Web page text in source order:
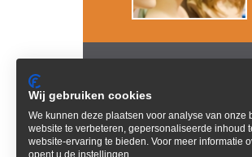
Haarstukjes
Alopecia
Wij gebruiken cookies
We kunnen deze plaatsen voor analyse van onze
website te verbeteren, gepersonaliseerde inhoud
website-ervaring te bieden. Voor meer informatie
opent u de instellingen.